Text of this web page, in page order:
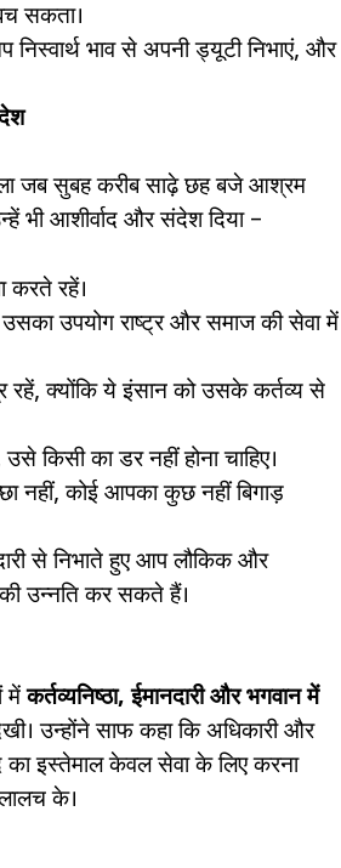
सकता।
भाव से अपनी ड्यूटी निभाएं, और
जब सुबह करीब साढ़े छह बजे आश्रम
भी आशीर्वाद और संदेश दिया –
करते रहें।
उपयोग राष्ट्र और समाज की सेवा में
क्योंकि ये इंसान को उसके कर्तव्य से
किसी का डर नहीं होना चाहिए।
नहीं, कोई आपका कुछ नहीं बिगाड़
से निभाते हुए आप लौकिक और
की उन्नति कर सकते हैं।
मेंकर्तव्यनिष्ठा,ईमानदारी और भगवान में
उन्होंने साफ कहा कि अधिकारी और
का इस्तेमाल केवल सेवा के लिए करना
लालच के।